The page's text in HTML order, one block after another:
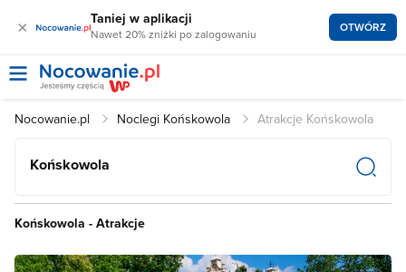
× Taniej w aplikacji
Nawet 20% zniżki po zalogowaniu OTWÓRZ
Nocowanie.pl Noclegi Końskowola Atrakcje Końskowola
Końskowola
Końskowola - Atrakcje